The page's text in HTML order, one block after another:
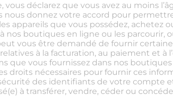
déclarez que vous avez au moins
nous donnez votre accord pour
appareils que vous possédez, achetez
nos boutiques en ligne ou les parcourir,
vous être demandé de fournir
à la facturation, au paiement et à
que vous fournissez dans nos
droits nécessaires pour fournir ces
des identifiants de votre compte
à transférer, vendre, céder ou